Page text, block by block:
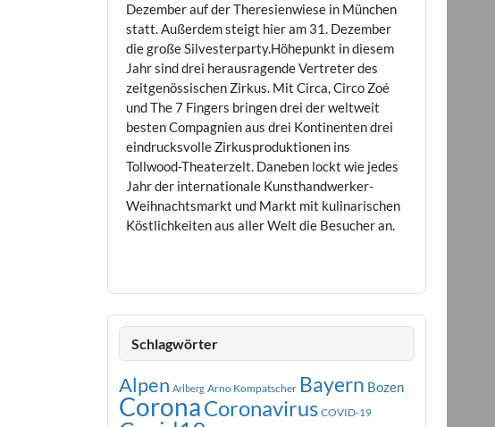
Dezember auf der Theresienwiese in München
statt. Außerdem steigt hier am 31. Dezember
die große Silvesterparty.Höhepunkt in diesem
Jahr sind drei herausragende Vertreter des
zeitgenössischen Zirkus. Mit Circa, Circo Zoé
und The 7 Fingers bringen drei der weltweit
besten Compagnien aus drei Kontinenten drei
eindrucksvolle Zirkusproduktionen ins
Tollwood-Theaterzelt. Daneben lockt wie jedes
Jahr der internationale Kunsthandwerker-
Weihnachtsmarkt und Markt mit kulinarischen
Köstlichkeiten aus aller Welt die Besucher an.
Schlagwörter
Alpen Arlberg Arno Kompatscher Bayern Bozen
CoronaCoronavirus COVID-19